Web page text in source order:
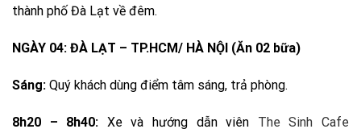
thành phố Đà Lạt về đêm.
NGÀY 04: ĐÀ LẠT – TP.HCM/ HÀ NỘI (Ăn 02 bữa)
Sáng: Quý khách dùng điểm tâm sáng, trả phòng.
8h20 – 8h40: Xe và hướng dẫn viên The Sinh Cafe